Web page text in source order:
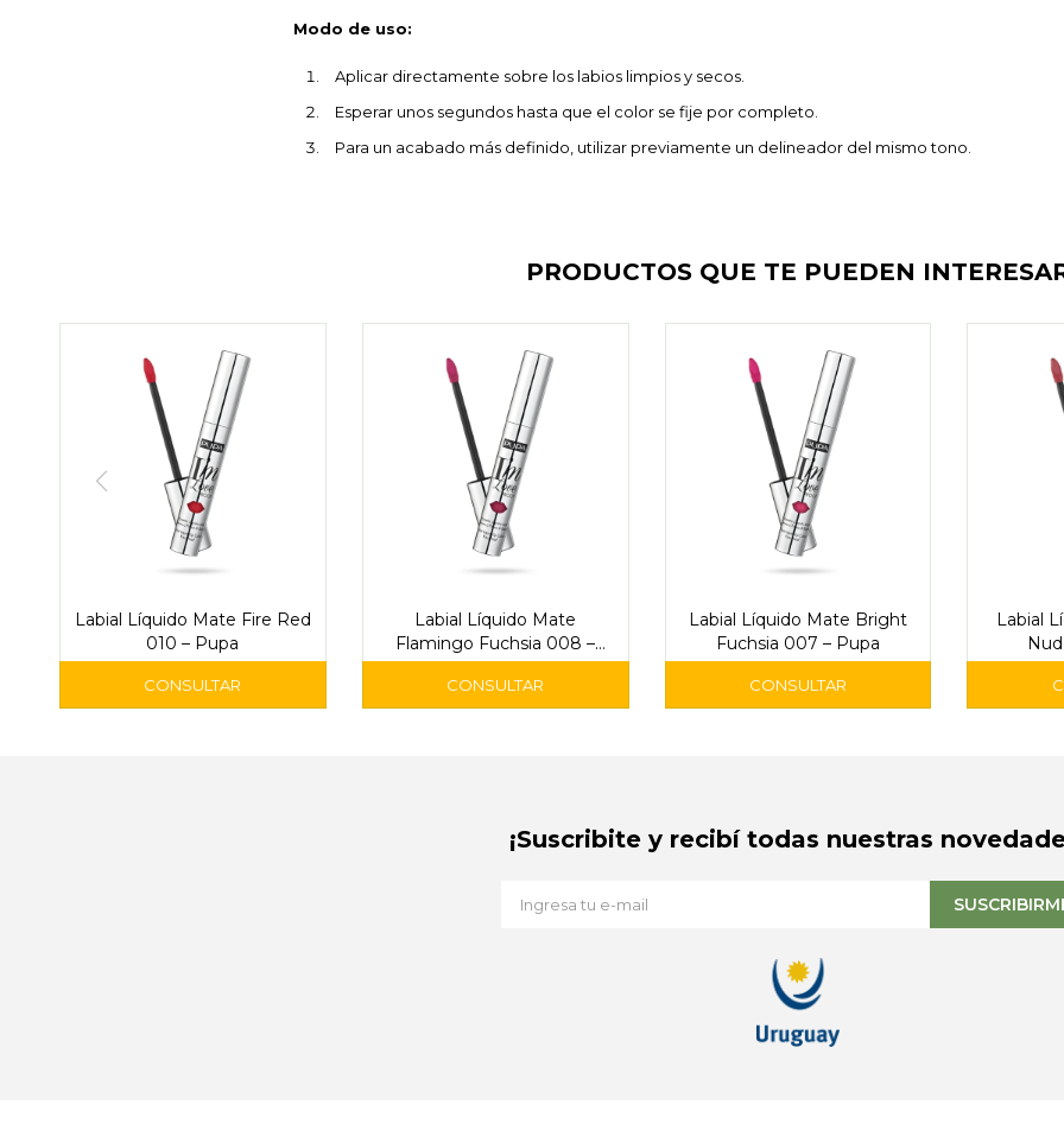
Modo de uso:
Aplicar directamente sobre los labios limpios y secos.
Esperar unos segundos hasta que el color se fije por completo.
Para un acabado más definido, utilizar previamente un delineador del mismo tono.
PRODUCTOS QUE TE PUEDEN
Labial Líquido Mate Fire Red
010 – Pupa
Labial Líquido Mate
Flamingo Fuchsia 008 –
Pupa
Labial Líquido Mate Bright
Fuchsia 007 – Pupa
Labial
¡Suscribite y recibí todas nuestras